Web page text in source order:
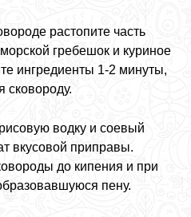
растопите часть
гребешок и куриное
ингредиенты 1-2 минуты,
сковороду.
водку и соевый
вкусовой приправы.
до кипения и при
пену.